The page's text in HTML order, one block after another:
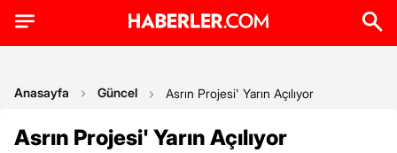
Anasayfa Güncel Asrın Projesi' Yarın Açılıyor
Asrın Projesi' Yarın Açılıyor